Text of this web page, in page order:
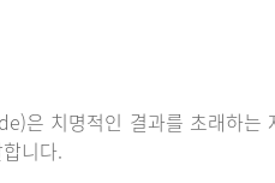
은 치명적인 결과를 초래하
니다.